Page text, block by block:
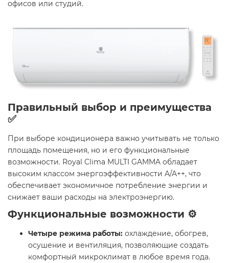
офисов или студий.​
Правильный выбор и преимущества
✅
При выборе кондиционера важно учитывать не только
площадь помещения, но и его функциональные
возможности. Royal Clima MULTI GAMMA обладает
высоким классом энергоэффективности A/A++, что
обеспечивает экономичное потребление энергии и
снижает ваши расходы на электроэнергию.​
Функциональные возможности ⚙️
Четыре режима работы: охлаждение, обогрев,
осушение и вентиляция, позволяющие создать
комфортный микроклимат в любое время года.​